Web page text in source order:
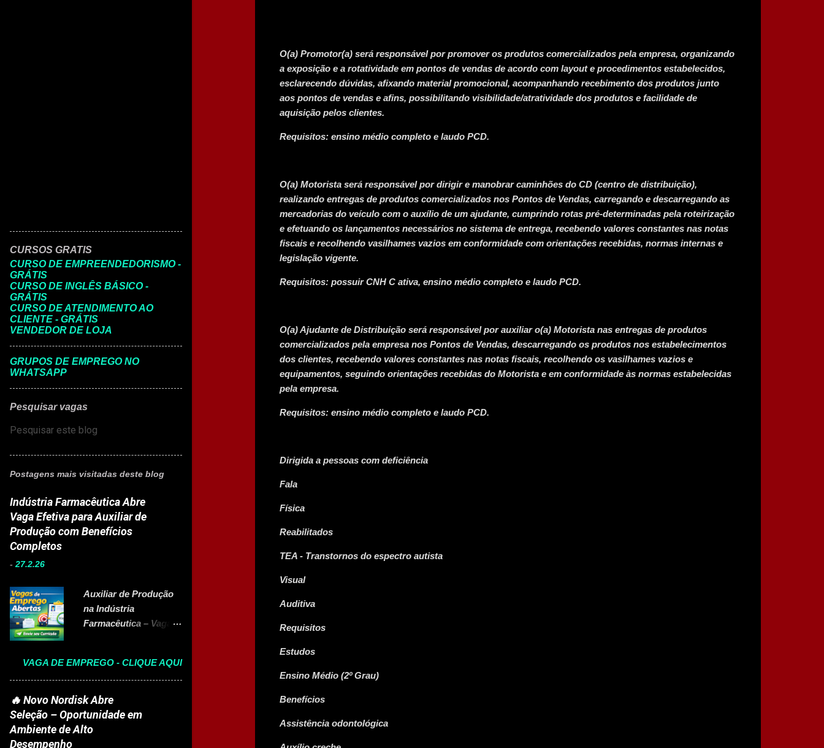
O(a) Promotor(a) será responsável por promover os produtos comercializados pela empresa, organizando
a exposição e a rotatividade em pontos de vendas de acordo com layout e procedimentos estabelecidos,
esclarecendo dúvidas, afixando material promocional, acompanhando recebimento dos produtos junto
aos pontos de vendas e afins, possibilitando visibilidade/atratividade dos produtos e facilidade de
aquisição pelos clientes.
Requisitos: ensino médio completo e laudo PCD.
O(a) Motorista será responsável por dirigir e manobrar caminhões do CD (centro de distribuição),
realizando entregas de produtos comercializados nos Pontos de Vendas, carregando e descarregando as
mercadorias do veículo com o auxílio de um ajudante, cumprindo rotas pré-determinadas pela roteirização
e efetuando os lançamentos necessários no sistema de entrega, recebendo valores constantes nas notas
fiscais e recolhendo vasilhames vazios em conformidade com orientações recebidas, normas internas e
legislação vigente.
Requisitos: possuir CNH C ativa, ensino médio completo e laudo PCD.
O(a) Ajudante de Distribuição será responsável por auxiliar o(a) Motorista nas entregas de produtos
comercializados pela empresa nos Pontos de Vendas, descarregando os produtos nos estabelecimentos
dos clientes, recebendo valores constantes nas notas fiscais, recolhendo os vasilhames vazios e
equipamentos, seguindo orientações recebidas do Motorista e em conformidade às normas estabelecidas
pela empresa.
Requisitos: ensino médio completo e laudo PCD.
Dirigida a pessoas com deficiência
Fala
Física
Reabilitados
TEA - Transtornos do espectro autista
Visual
Auditiva
Requisitos
Estudos
Ensino Médio (2º Grau)
Benefícios
Assistência odontológica
CURSOS GRATIS
CURSO DE EMPREENDEDORISMO -
GRÁTIS
CURSO DE INGLÊS BÁSICO -
GRÁTIS
CURSO DE ATENDIMENTO AO
CLIENTE - GRÁTIS
VENDEDOR DE LOJA
GRUPOS DE EMPREGO NO
WHATSAPP
Pesquisar vagas
Postagens mais visitadas deste blog
Indústria Farmacêutica Abre
Vaga Efetiva para Auxiliar de
Produção com Benefícios
Completos
-27.2.26
Auxiliar de Produção
na Indústria
Farmacêutica – Vaga
, multinacional
brasileira presente em
22 países e referência
no setor farmacêutico,
está com vaga aberta
VAGA DE EMPREGO - CLIQUE AQUI
🔥 Novo Nordisk Abre
Seleção – Oportunidade em
Ambiente de Alto
Desempenho